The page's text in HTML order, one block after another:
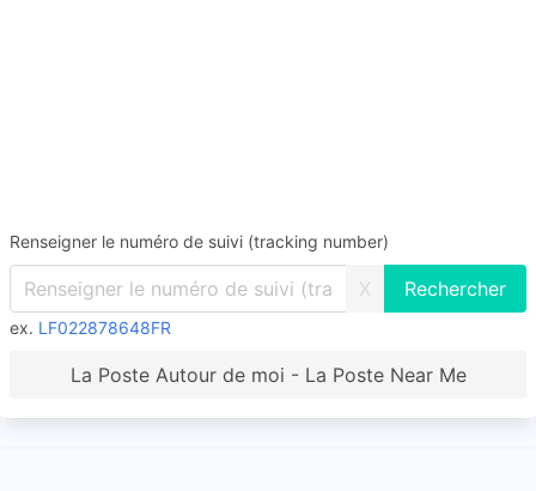
Renseigner le numéro de suivi (tracking number)
X
ex. LF022878648FR
La Poste Autour de moi - La Poste Near Me